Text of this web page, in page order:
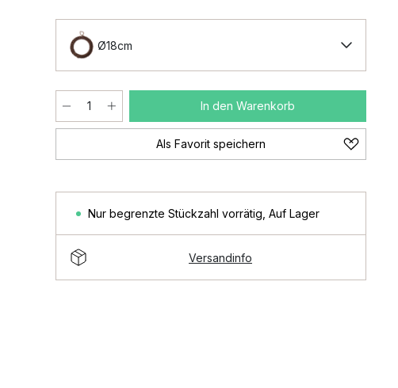
Ø18cm
In den Warenkorb
Als Favorit speichern
Nur begrenzte Stückzahl vorrätig Auf Lager
Versandinfo